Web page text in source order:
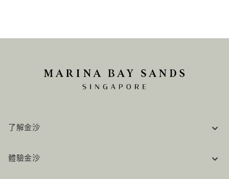
了解金沙
工作機會
體驗金沙